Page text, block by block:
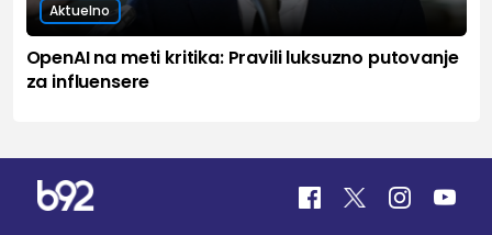
Aktuelno
OpenAI na meti kritika: Pravili luksuzno putovanje
za influensere